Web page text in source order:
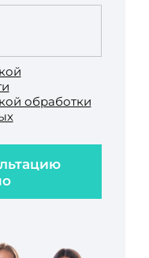
обработки